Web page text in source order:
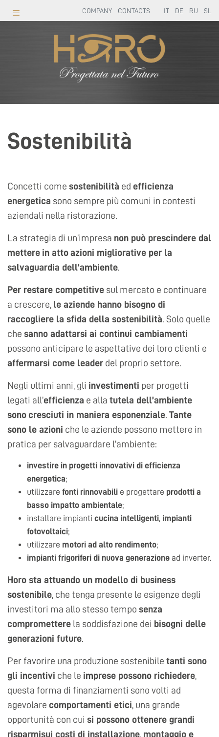
COMPANY CONTACTS IT DE RU SL
Sostenibilità
Concetti come sostenibilità ed efficienza
energetica sono sempre più comuni in contesti
aziendali nella ristorazione.
La strategia di un’impresa non può prescindere dal
mettere in atto azioni migliorative per la
salvaguardia dell’ambiente
Per restare competitive sul mercato e continuare
a crescere, le aziende hanno bisogno di
raccogliere la sfida della sostenibilità . Solo quelle
che sanno adattarsi ai continui cambiamenti
possono anticipare le aspettative dei loro clienti e
affermarsi come leader del proprio settore.
Negli ultimi anni, gli investimenti per progetti
legati all’efficienza e alla tutela dell’ambiente
sono cresciuti in maniera esponenziale Tante
sono le azioni che le aziende possono mettere in
pratica per salvaguardare l’ambiente:
investire in progetti innovativi di efficienza
energetica;
utilizzare fonti rinnovabili e progettare prodotti a
basso impatto ambientale;
installare impianti cucina intelligenti, impianti
fotovoltaici;
utilizzare motori ad alto rendimento;
impianti frigoriferi di nuova generazione ad inverter.
Horo sta attuando un modello di business
sostenibile , che tenga presente le esigenze degli
investitori ma allo stesso tempo senza
compromettere la soddisfazione dei bisogni delle
generazioni future
Per favorire una produzione sostenibile tanti sono
gli incentivi che le imprese possono richiedere
questa forma di finanziamenti sono volti ad
agevolare comportamenti etici , una grande
opportunità con cui si possono ottenere grandi
risparmisui costi di installazione montaggio e